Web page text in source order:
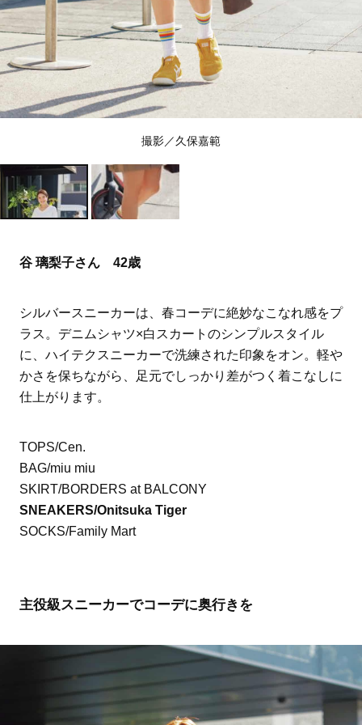
撮影／久保嘉範
谷 璃梨子さん 42歳
シルバースニーカーは、春コーデに絶妙なこなれ感をプ
ラス。デニムシャツ×白スカートのシンプルスタイル
に、ハイテクスニーカーで洗練された印象をオン。軽や
かさを保ちながら、足元でしっかり差がつく着こなしに
仕上がります。
TOPS/Cen.
BAG/miu miu
SKIRT/BORDERS at BALCONY
SNEAKERS/Onitsuka Tiger
SOCKS/Family Mart
主役級スニーカーでコーデに奥行きを